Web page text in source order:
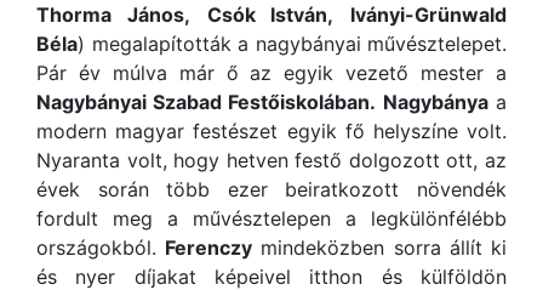
Thorma János,
Csók István,
Iványi-Grünwald
Béla) megalapították a nagybányai művésztelepet.
Pár év múlva már ő az egyik vezető mester a
Nagybányai Szabad Festőiskolában. Nagybánya a
modern magyar festészet egyik fő helyszíne volt.
Nyaranta volt, hogy hetven festő dolgozott ott, az
évek során több ezer beiratkozott növendék
fordult meg a művésztelepen a legkülönfélébb
országokból. Ferenczy mindeközben sorra állít ki
és nyer díjakat képeivel itthon és külföldön